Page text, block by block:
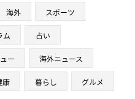
海外 スポーツ
ム 占い
ー 海外ニュース
康 暮らし グルメ